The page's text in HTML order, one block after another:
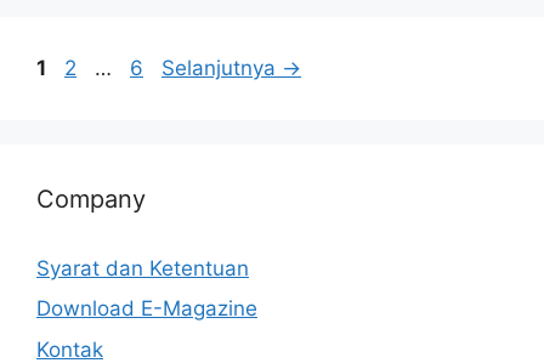
1 2 … 6 Selanjutnya →
Company
Syarat dan Ketentuan
Download E-Magazine
Kontak